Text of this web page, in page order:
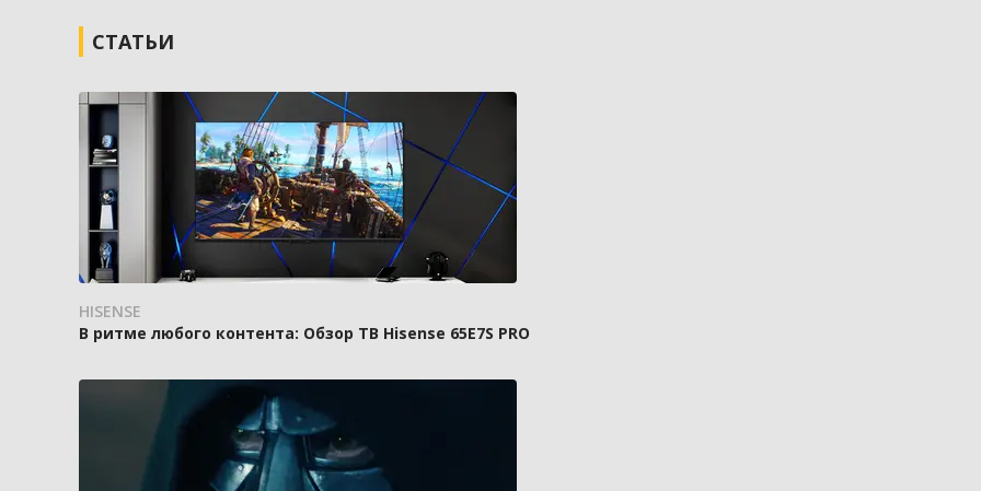
СТАТЬИ
HISENSE
В ритме любого контента: Обзор ТВ Hisense 65E7S PRO